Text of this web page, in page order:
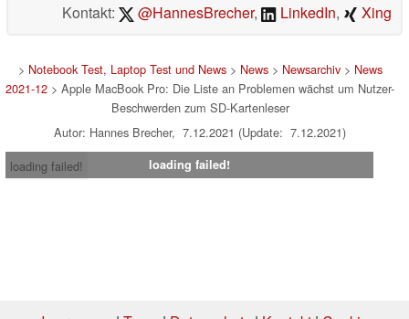
Kontakt:
@HannesBrecher, LinkedIn, Xing
> Notebook Test, Laptop Test und News> News> Newsarchiv> News
2021-12 > Apple MacBook Pro: Die Liste an Problemen wächst um Nutzer-
Beschwerden zum SD-Kartenleser
Autor: Hannes Brecher, 7.12.2021 (Update: 7.12.2021)
loading failed!
loading failed!